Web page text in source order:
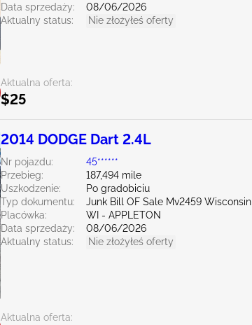
Data sprzedaży:
08/06/2026
Aktualny status:
Nie złożyłeś oferty
Aktualna oferta:
$25
2014 DODGE Dart 2.4L
Nr pojazdu:
45******
Przebieg:
187,494 mile
Uszkodzenie:
Po gradobiciu
Typ dokumentu:
Junk Bill OF Sale Mv2459 Wisconsin
Placówka:
WI - APPLETON
Data sprzedaży:
08/06/2026
Aktualny status:
Nie złożyłeś oferty
Aktualna oferta: